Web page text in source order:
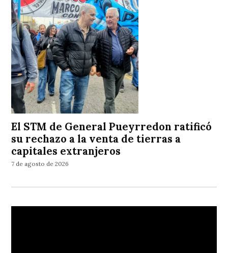
El STM de General Pueyrredon ratificó
su rechazo a la venta de tierras a
capitales extranjeros
7 de agosto de 2026